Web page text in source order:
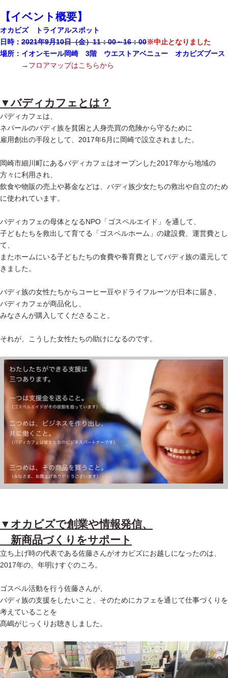
【イベント概要】
オカビズ トライアルスポット
日時： 2021年9月10日（金）11：00～16：00※中止となりました
場所：イオンモール岡崎 3階 ウエストアベニュー オカビズブース
→ フロアマップはこちらから
▼バディカフェとは？
バディカフェは、
ネパールのバディ族を貧困と人身売買の危険から守るために
雇用創出の手段として、2017年6月に岡崎で設立されました。
岡崎市細川町にあるバディカフェはオープンした2017年から地域の
方々に利用され、
飲食や物販の売上や募金などは、バディ族少女たちの救出や自立のため
に使われています。
バディカフェの母体となるNPO「ゴスペルエイド」を通して、
子どもたちを救出して育てる「ゴスペルホーム」の建設費、運営費とし
て、
またホームにいる子どもたちの食費や養育費としてバディ族の還元して
きました。
バディ族の女性たちからコーヒー豆やドライフルーツが日本に届き、
バディカフェが商品化し、
みなさんが購入してくださること。
それが、こうした女性たちの助けになるのです。
▼オカビズで創業や情報発信、
新商品づくりをサポート
立ち上げ時の代表である佐藤さんがオカビズにお越しになったのは、
2017年の、年明けすぐのころ。
ゴスペル活動を行う佐藤さんが、
バディ族の支援をしたいこと、そのためにカフェを通じて仕事づくりを
考えていることを
髙嶋がじっくりお聴きしました。